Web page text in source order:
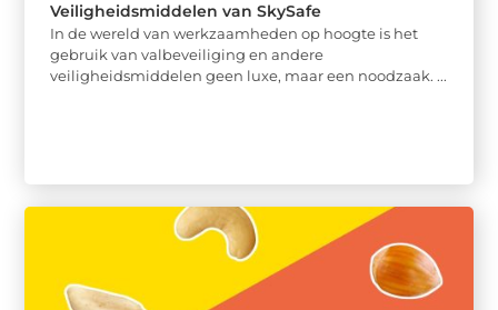
Veiligheidsmiddelen van SkySafe
In de wereld van werkzaamheden op hoogte is het
gebruik van valbeveiliging en andere
veiligheidsmiddelen geen luxe, maar een noodzaak. ...